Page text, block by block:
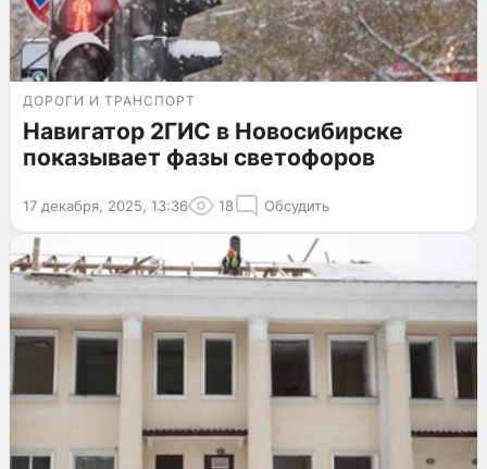
ДОРОГИ И ТРАНСПОРТ
Навигатор 2ГИС в Новосибирске
показывает фазы светофоров
17 декабря, 2025, 13:36 18 Обсудить